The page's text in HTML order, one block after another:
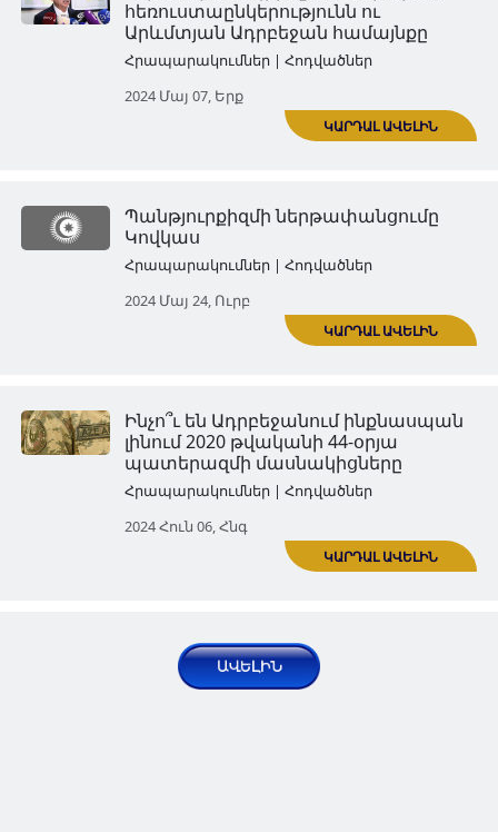
Ադրբեջանի Ժողովրդական
Հանրապետությունը 1918-
Ընդհանուր ակնարկ
2024 Մար 09, Շբթ
Հրապարակումներ | Հոդվածներ
2024 Մար 09, Շբթ